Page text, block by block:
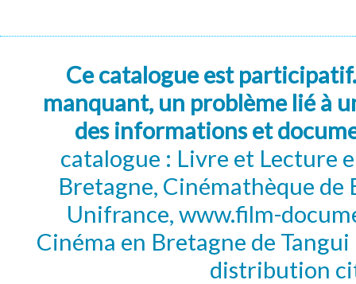
Ce catalogue est
manquant, un problème lié à
des informations et
catalogue : Livre et Lecture
Bretagne, Cinémathèque de
Unifrance, www.film-
Cinéma en Bretagne de
distribution